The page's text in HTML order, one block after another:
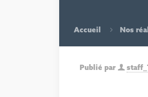
Accueil Nos
Publié par